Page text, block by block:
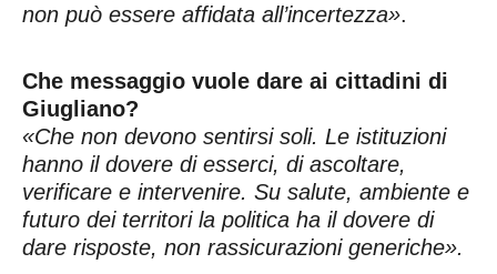
non può essere affidata all’incertezza».
Che messaggio vuole dare ai cittadini di
Giugliano?
«Che non devono sentirsi soli. Le istituzioni
hanno il dovere di esserci, di ascoltare,
verificare e intervenire. Su salute, ambiente e
futuro dei territori la politica ha il dovere di
dare risposte, non rassicurazioni generiche».